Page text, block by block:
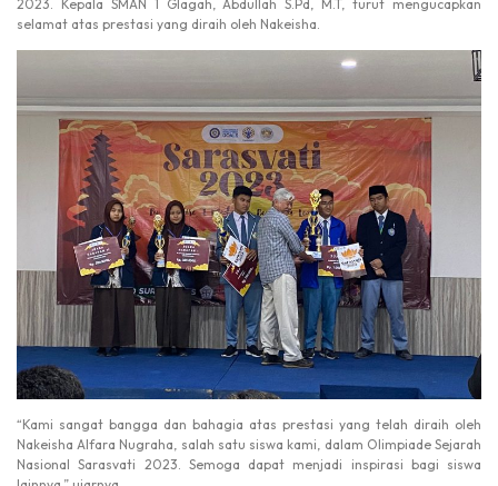
2023. Kepala SMAN 1 Glagah, Abdullah S.Pd, M.T, turut mengucapkan
selamat atas prestasi yang diraih oleh Nakeisha.
“Kami sangat bangga dan bahagia atas prestasi yang telah diraih oleh
Nakeisha Alfara Nugraha, salah satu siswa kami, dalam Olimpiade Sejarah
Nasional Sarasvati 2023. Semoga dapat menjadi inspirasi bagi siswa